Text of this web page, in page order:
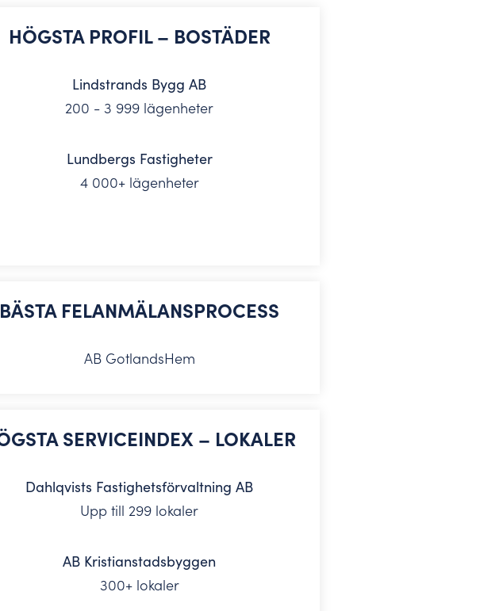
HÖGSTA PROFIL – BOSTÄDER
Lindstrands Bygg AB
200 - 3 999 lägenheter
Lundbergs Fastigheter
4 000+ lägenheter
BÄSTA FELANMÄLANSPROCESS
AB GotlandsHem
SERVICEINDEX – LOKALER
Dahlqvists Fastighetsförvaltning AB
Upp till 299 lokaler
AB Kristianstadsbyggen
300+ lokaler